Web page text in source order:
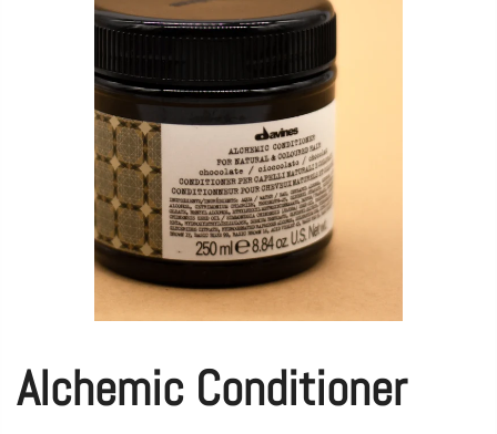
Alchemic Conditioner